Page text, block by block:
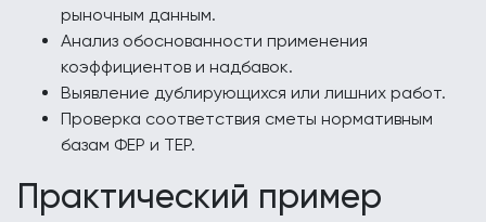
рыночным данным.
Анализ обоснованности применения
коэффициентов и надбавок.
Выявление дублирующихся или лишних работ.
Проверка соответствия сметы нормативным
базам ФЕР и ТЕР.
Практический пример